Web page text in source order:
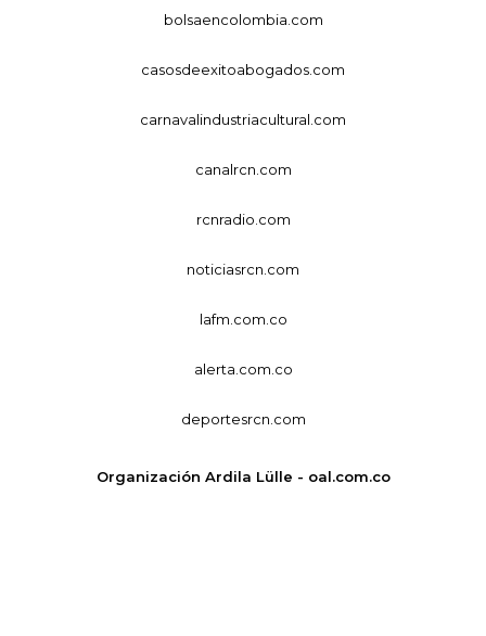
bolsaencolombia.com
casosdeexitoabogados.com
carnavalindustriacultural.com
canalrcn.com
rcnradio.com
noticiasrcn.com
lafm.com.co
alerta.com.co
deportesrcn.com
Organización Ardila Lülle - oal.com.co